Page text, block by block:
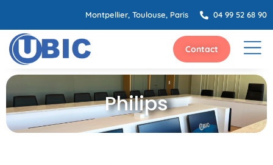
Montpellier, Toulouse, Paris 04 99 52 68 90
Contact
Philips